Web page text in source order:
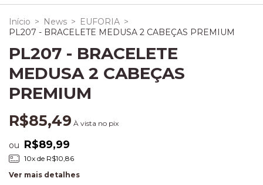
Início > News > EUFORIA >
PL207 - BRACELETE MEDUSA 2 CABEÇAS PREMIUM
PL207 - BRACELETE
MEDUSA 2 CABEÇAS
PREMIUM
R$85,49 À vista no pix
ou R$89,99
10x de R$10,86
Ver mais detalhes